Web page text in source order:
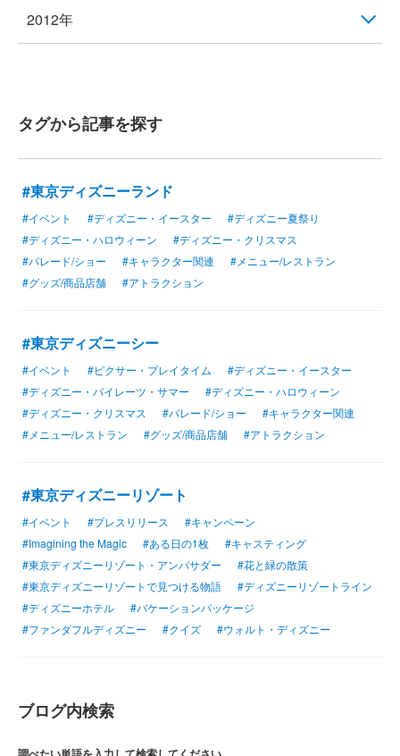
2012年
タグから記事を探す
#東京ディズニーランド
#イベント #ディズニー・イースター
#ディズニー夏祭り
#ディズニー・ハロウィーン
#ディズニー・クリスマス
#パレード/ショー
#キャラクター関連
#メニュー/レストラン
#グッズ/商品店舗
#アトラクション
#東京ディズニーシー
#イベント #ピクサー・プレイタイム
#ディズニー・イースター
#ディズニー・パイレーツ・サマー
#ディズニー・ハロウィーン
#ディズニー・クリスマス
#パレード/ショー
#キャラクター関連
#メニュー/レストラン
#グッズ/商品店舗 #アトラクション
#東京ディズニーリゾート
#イベント #プレスリリース
#キャンペーン
#Imagining the Magic
#ある日の1枚
#キャスティング
#東京ディズニーリゾート・アンバサダー
#花と緑の散策
#東京ディズニーリゾートで見つける物語
#ディズニーリゾートライン
#ディズニーホテル
#バケーションパッケージ
#ファンダフルディズニー
#クイズ #ウォルト・ディズニー
ブログ内検索